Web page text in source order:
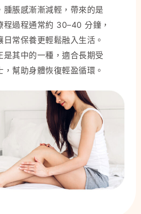
腫脹感漸漸減輕，帶來的是
程過程通常約 30–40 分鐘，
常保養更輕鬆融入生活。
是其中的一種，適合長期受
幫助身體恢復輕盈循環。